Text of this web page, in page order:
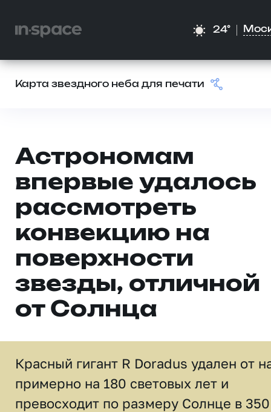
24°
Карта звездного неба для печати
Астрономам
впервые удалось
рассмотреть
конвекцию на
поверхности
звезды, отличной
от Солнца
Красный гигант R Doradus удален от
примерно на 180 световых лет и
превосходит по размеру Солнце в 350